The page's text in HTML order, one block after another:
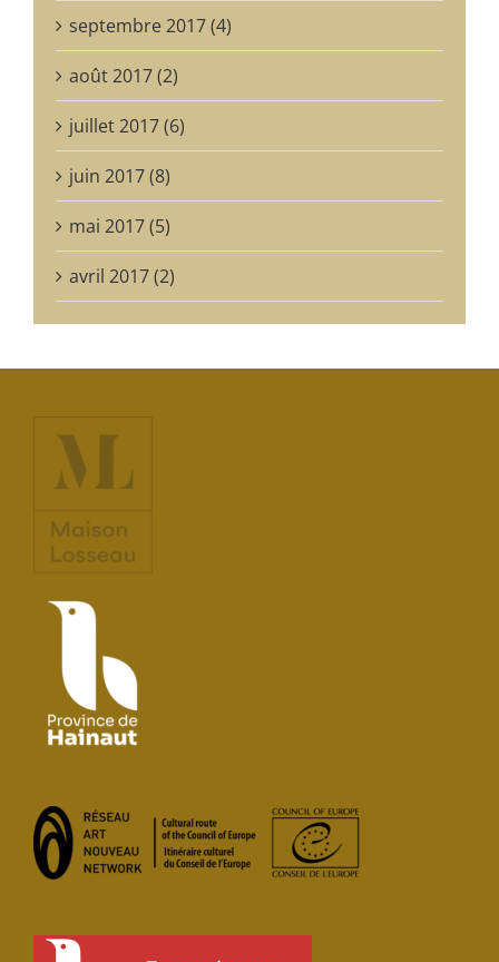
septembre 2017 (4)
août 2017 (2)
juillet 2017 (6)
juin 2017 (8)
mai 2017 (5)
avril 2017 (2)